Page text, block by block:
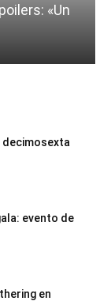
«Un
decimosexta
evento de
en